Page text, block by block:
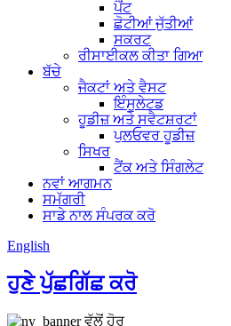
ਪੈਂਟ
ਛੋਟੀਆਂ ਜੁੱਤੀਆਂ
ਸਕਰਟ
ਰੀਸਾਈਕਲ ਕੀਤਾ ਗਿਆ
ਬੱਚੇ
ਜੈਕਟਾਂ ਅਤੇ ਵੈਸਟ
ਇੰਸੂਲੇਟਡ
ਹੂਡੀਜ਼ ਅਤੇ ਸਵੈਟਸ਼ਰਟਾਂ
ਪੁਲਓਵਰ ਹੂਡੀਜ਼
ਸਿਖਰ
ਟੈਂਕ ਅਤੇ ਸਿੰਗਲੇਟ
ਨਵਾਂ ਆਗਮਨ
ਸਮੱਗਰੀ
ਸਾਡੇ ਨਾਲ ਸੰਪਰਕ ਕਰੋ
English
ਹੁਣੇ ਪੁੱਛਗਿੱਛ ਕਰੋ